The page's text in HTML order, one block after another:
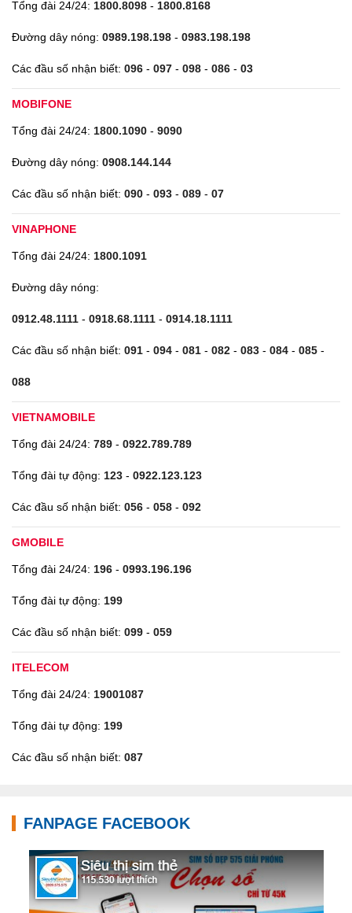
Tổng đài 24/24: 1800.8098 - 1800.8168
Đường dây nóng: 0989.198.198 - 0983.198.198
Các đầu số nhận biết: 096 - 097 - 098 - 086 - 03
MOBIFONE
Tổng đài 24/24: 1800.1090 - 9090
Đường dây nóng: 0908.144.144
Các đầu số nhận biết: 090 - 093 - 089 - 07
VINAPHONE
Tổng đài 24/24: 1800.1091
Đường dây nóng:
0912.48.1111 - 0918.68.1111 - 0914.18.1111
Các đầu số nhận biết: 091 - 094 - 081 - 082 - 083 - 084 - 085 -
088
VIETNAMOBILE
Tổng đài 24/24: 789 - 0922.789.789
Tổng đài tự động: 123 - 0922.123.123
Các đầu số nhận biết: 056 - 058 - 092
GMOBILE
Tổng đài 24/24: 196 - 0993.196.196
Tổng đài tự động: 199
Các đầu số nhận biết: 099 - 059
ITELECOM
Tổng đài 24/24: 19001087
Tổng đài tự động: 199
Các đầu số nhận biết: 087
FANPAGE FACEBOOK